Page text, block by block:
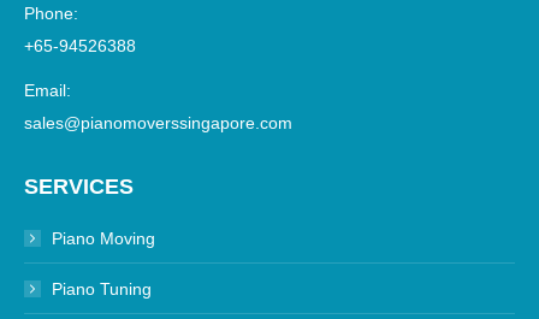
Phone:
+65-94526388
Email:
sales@pianomoverssingapore.com
SERVICES
Piano Moving
Piano Tuning